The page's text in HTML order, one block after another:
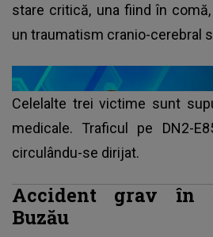
stare critică, una fiind în
un traumatism cranio-cerebral
Celelalte trei victime sunt
medicale. Traficul pe DN2-
circulându-se dirijat.
Accident grav în
Buzău